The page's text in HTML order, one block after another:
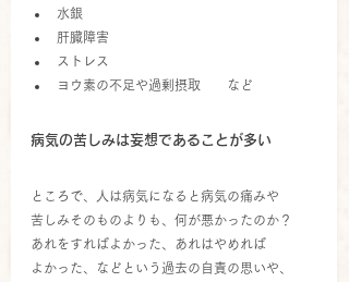
水銀
肝臓障害
ストレス
ヨウ素の不足や過剰摂取　　など
病気の苦しみは妄想であることが多い
ところで、人は病気になると病気の痛みや
苦しみそのものよりも、何が悪かったのか？
あれをすればよかった、あれはやめれば
よかった、などという過去の自責の思いや、